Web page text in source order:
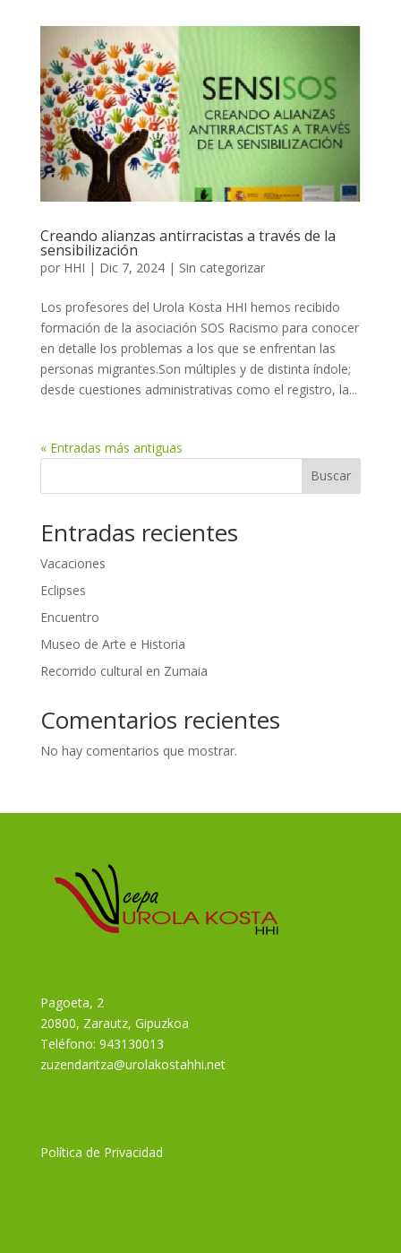
Creando alianzas antirracistas a través de la
sensibilización
por HHI | Dic 7, 2024| Sin categorizar
Los profesores del Urola Kosta HHI hemos recibido
formación de la asociación SOS Racismo para conocer
en detalle los problemas a los que se enfrentan las
personas migrantes.Son múltiples y de distinta índole;
desde cuestiones administrativas como el registro, la...
« Entradas más antiguas
Buscar
Entradas recientes
Vacaciones
Eclipses
Encuentro
Museo de Arte e Historia
Recorrido cultural en Zumaia
Comentarios recientes
No hay comentarios que mostrar.
Pagoeta, 2
20800, Zarautz, Gipuzkoa
Teléfono: 943130013
zuzendaritza@urolakostahhi.net
Política de Privacidad